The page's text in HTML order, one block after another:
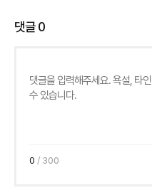
댓글0
0 / 300